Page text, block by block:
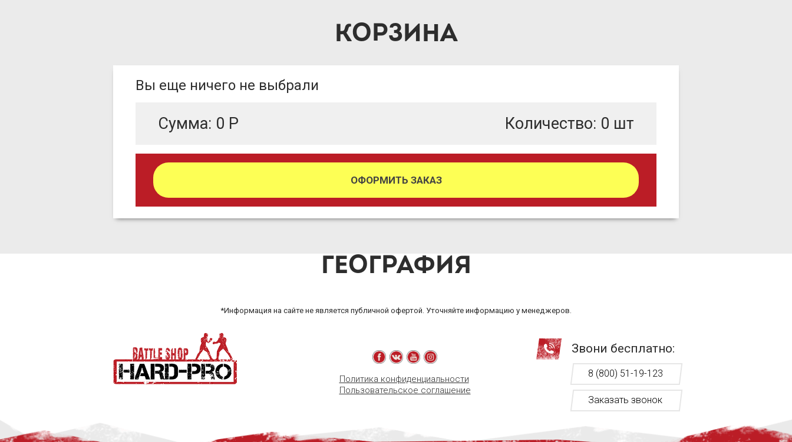
КОРЗИНА
Вы еще ничего не выбрали
Сумма: 0 Р Количество: 0 шт
ОФОРМИТЬ ЗАКАЗ
ГЕОГРАФИЯ
*Информация на сайте не является публичной офертой. Уточняйте информацию у менеджеров.
Политика конфиденциальности
Пользовательское соглашение
Звони бесплатно:
8 (800) 51-19-123
Заказать звонок